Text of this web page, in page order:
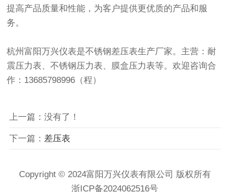
提高产品质量和性能，为客户提供更优质的产品和服
务。
杭州富阳万兴仪表是不锈钢差压表生产厂家。主营：耐
震压力表、不锈钢压力表、膜盒压力表等。欢迎咨询合
作：13685798996（程）
上一篇：没有了！
下一篇： 差压表
Copyright © 2024富阳万兴仪表有限公司 版权所有
浙ICP备2024062516号